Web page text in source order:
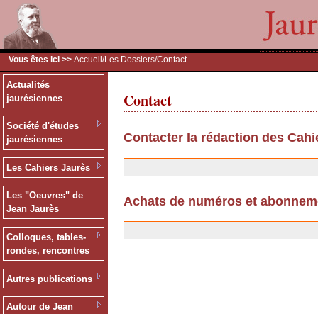
Vous êtes ici >> Accueil /Les Dossiers/Contact
Actualités
jaurésiennes
Société d'études
jaurésiennes
Les Cahiers Jaurès
Les "Oeuvres" de
Jean Jaurès
Colloques, tables-
rondes, rencontres
Autres publications
Autour de Jean
Contact
Contacter la rédaction des
Achats de numéros et